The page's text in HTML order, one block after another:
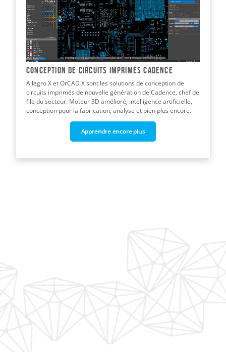
Conception de circuits imprimés Cadence
Allegro X et OrCAD X sont les solutions de conception de
circuits imprimés de nouvelle génération de Cadence, chef de
file du secteur. Moteur 3D amélioré, intelligence artificielle,
conception pour la fabrication, analyse et bien plus encore.
Apprendre encore plus